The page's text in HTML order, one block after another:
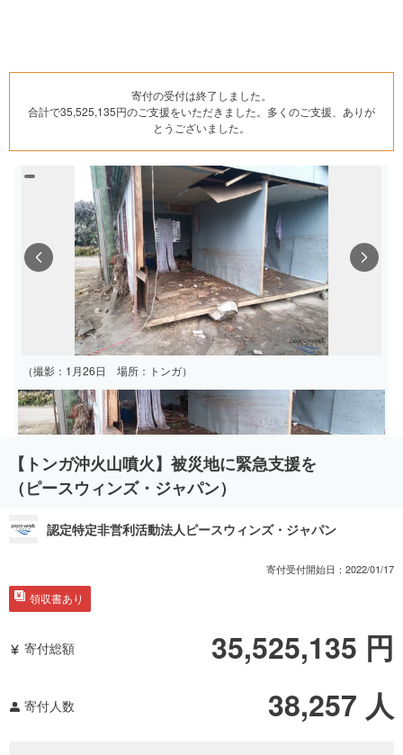
寄付の受付は終了しました。
合計で35,525,135円のご支援をいただきました。多くのご支援、ありが
とうございました。
（撮影：1月26日 場所：トンガ）
Previous
【トンガ沖火山噴火】被災地に緊急支援を
（ピースウィンズ・ジャパン）
認定特定非営利活動法人ピースウィンズ・ジャパン
寄付受付開始日： 2022/01/17
領収書あり
寄付総額 35,525,135 円
寄付人数 38,257 人